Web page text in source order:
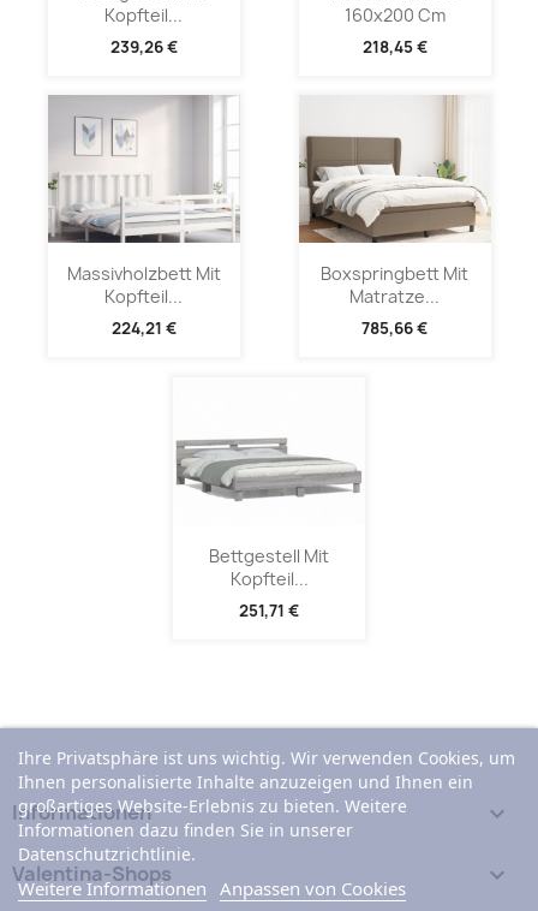
Kopfteil...
239,26 €
160x200 Cm
218,45 €
Massivholzbett Mit
Kopfteil...
224,21 €
Boxspringbett Mit
Matratze...
785,66 €
Bettgestell Mit
Kopfteil...
251,71 €
Informationen 
Valentina-Shops 
Ihre Privatsphäre ist uns wichtig. Wir verwenden Cookies, um
Ihnen personalisierte Inhalte anzuzeigen und Ihnen ein
großartiges Website-Erlebnis zu bieten. Weitere
Informationen dazu finden Sie in unserer
Datenschutzrichtlinie.
Weitere Informationen Anpassen von Cookies